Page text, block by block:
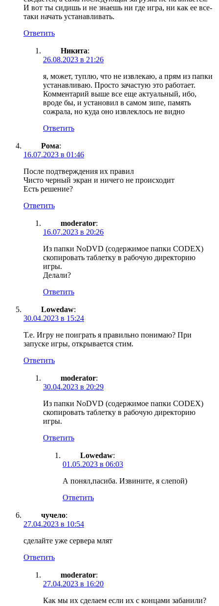
И вот ты сидишь и не знаешь ни где игра, ни как ее все-
таки начать устанавливать.
Ответить
Никита:
26.08.2023 в 21:26
я, может, туплю, что не извлекаю, а прям из папки
устанавливаю. Просто зачастую это работает.
Комментарий выше все еще актуальный, ибо,
вроде бы, и установил в самом зипе, память
сожрала, но куда оно извлеклось не видно
Ответить
Рома:
16.07.2023 в 01:46
После подтверждения их правил
Чисто черный экран и ничего не происходит
Есть решение?
Ответить
moderator:
16.07.2023 в 20:26
Из папки NoDVD (содержимое папки CODEX)
скопировать таблетку в рабочую директорию
игры.
Делали?
Ответить
Lowedaw:
30.04.2023 в 15:24
Т.е. Игру не поиграть я правильно понимаю? При
запуске игры, открывается стим.
Ответить
moderator:
30.04.2023 в 20:29
Из папки NoDVD (содержимое папки CODEX)
скопировать таблетку в рабочую директорию
игры.
Ответить
Lowedaw:
01.05.2023 в 06:03
А понял,пасиба. Извините, я слепой)
Ответить
чучело:
27.04.2023 в 10:54
сделайте уже сервера млят
Ответить
moderator:
27.04.2023 в 16:20
Как мы их сделаем если их с концами забанили?